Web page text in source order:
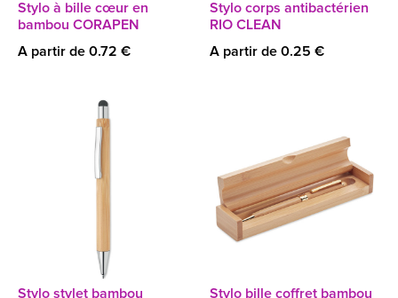
Stylo à bille cœur en
bambou CORAPEN
A partir de 0.72 €
Stylo corps antibactérien
RIO CLEAN
A partir de 0.25 €
Stylo stylet bambou Stylo bille coffret bambou